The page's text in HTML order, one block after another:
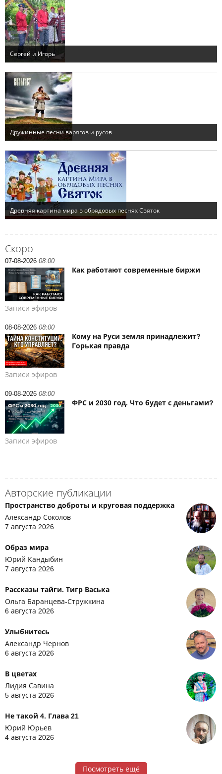
Скоро
07-08-2026 08:00
Как работают современные биржи
Записи эфиров
08-08-2026 08:00
Кому на Руси земля принадлежит?
Горькая правда
Записи эфиров
09-08-2026 08:00
ФРС и 2030 год. Что будет с деньгами?
Записи эфиров
Авторские публикации
Пространство доброты и круговая поддержка
Александр Соколов
7 августа 2026
Образ мира
Юрий Кандыбин
7 августа 2026
Рассказы тайги. Тигр Васька
Ольга Баранцева-Стружкина
6 августа 2026
Улыбнитесь
Александр Чернов
6 августа 2026
В цветах
Лидия Савина
5 августа 2026
Не такой 4. Глава 21
Юрий Юрьев
4 августа 2026
Посмотреть ещё